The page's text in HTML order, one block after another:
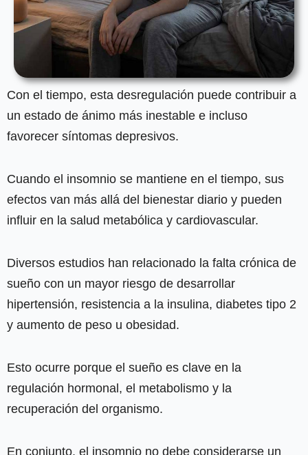
Con el tiempo, esta desregulación puede contribuir a
un estado de ánimo más inestable e incluso
favorecer síntomas depresivos.
Cuando el insomnio se mantiene en el tiempo, sus
efectos van más allá del bienestar diario y pueden
influir en la salud metabólica y cardiovascular.
Diversos estudios han relacionado la falta crónica de
sueño con un mayor riesgo de desarrollar
hipertensión, resistencia a la insulina, diabetes tipo 2
y aumento de peso u obesidad.
Esto ocurre porque el sueño es clave en la
regulación hormonal, el metabolismo y la
recuperación del organismo.
En conjunto, el insomnio no debe considerarse un